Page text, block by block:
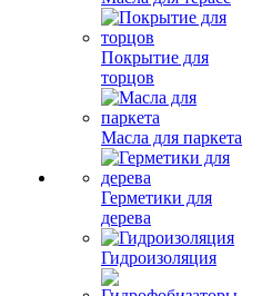
Покрытие для
торцов
Масла для паркета
Герметики для
дерева
Гидроизоляция